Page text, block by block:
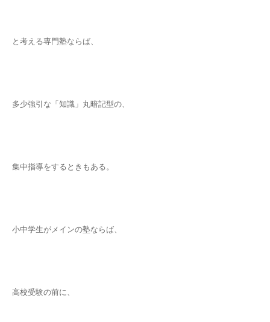
と考える専門塾ならば、
多少強引な「知識」丸暗記型の、
集中指導をするときもある。
小中学生がメインの塾ならば、
高校受験の前に、